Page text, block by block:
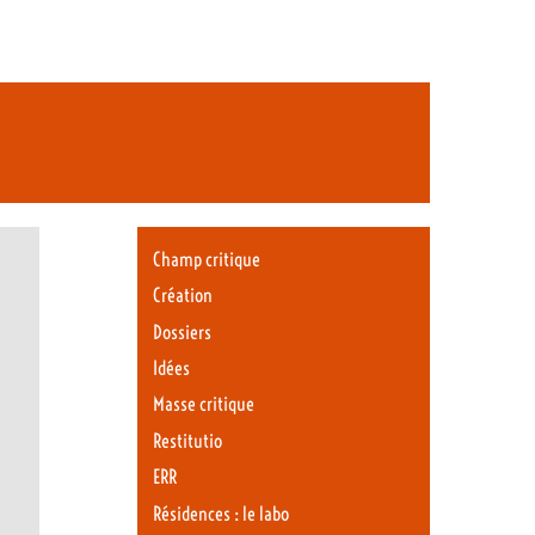
Champ critique
Création
Dossiers
Idées
Masse critique
Restitutio
ERR
Résidences : le labo